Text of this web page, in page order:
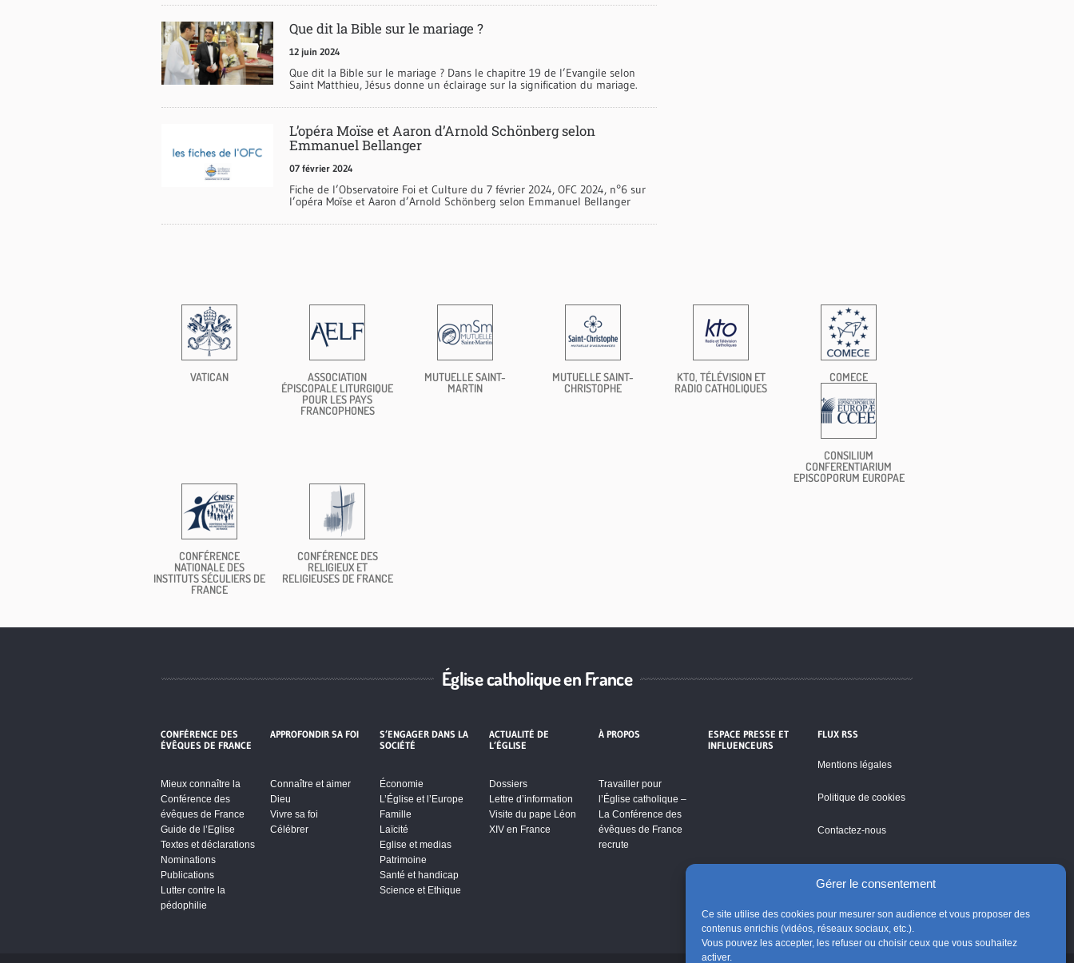
Gérer le consentement
Ce site utilise des cookies pour mesurer son audience et vous proposer des
contenus enrichis (vidéos, réseaux sociaux, etc.).
Vous pouvez les accepter, les refuser ou choisir ceux que vous souhaitez
activer.
Que dit la Bible sur le mariage ?
12 juin 2024
Que dit la Bible sur le mariage ? Dans le chapitre 19 de l’Evangile selon
Saint Matthieu, Jésus donne un éclairage sur la signification du mariage.
L’opéra Moïse et Aaron d’Arnold Schönberg selon
Emmanuel Bellanger
07 février 2024
Fiche de l’Observatoire Foi et Culture du 7 février 2024, OFC 2024, n°6 sur
l’opéra Moïse et Aaron d’Arnold Schönberg selon Emmanuel Bellanger
VATICAN
ASSOCIATION
ÉPISCOPALE LITURGIQUE
POUR LES PAYS
FRANCOPHONES
MUTUELLE SAINT-
MARTIN
MUTUELLE SAINT-
CHRISTOPHE
KTO, TÉLÉVISION ET
RADIO CATHOLIQUES
COMECE
CONSILIUM
CONFERENTIARIUM
EPISCOPORUM EUROPAE
CONFÉRENCE
NATIONALE DES
INSTITUTS SÉCULIERS DE
FRANCE
CONFÉRENCE DES
RELIGIEUX ET
RELIGIEUSES DE FRANCE
Église catholique en France
CONFÉRENCE DES
ÉVÊQUES DE FRANCE
Mieux connaître la
Conférence des
évêques de France
Guide de l’Eglise
Textes et déclarations
Nominations
Publications
Lutter contre la
pédophilie
APPROFONDIR SA FOI
Connaître et aimer
Dieu
Vivre sa foi
Célébrer
S’ENGAGER DANS LA
SOCIÉTÉ
Économie
L’Église et l’Europe
Famille
Laïcité
Eglise et medias
Patrimoine
Santé et handicap
Science et Ethique
ACTUALITÉ DE
L’ÉGLISE
Dossiers
Lettre d’information
Visite du pape Léon
XIV en France
À PROPOS
Travailler pour
l’Église catholique –
La Conférence des
évêques de France
recrute
ESPACE PRESSE ET
INFLUENCEURS
FLUX RSS
Mentions légales
Politique de cookies
Contactez-nous